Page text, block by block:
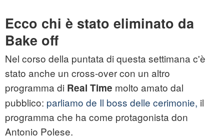
Ecco chi è stato eliminato da
Bake off
Nel corso della puntata di questa settimana c'è
stato anche un cross-over con un altro
programma di Real Time molto amato dal
pubblico: parliamo de Il boss delle cerimonie, il
programma che ha come protagonista don
Antonio Polese.